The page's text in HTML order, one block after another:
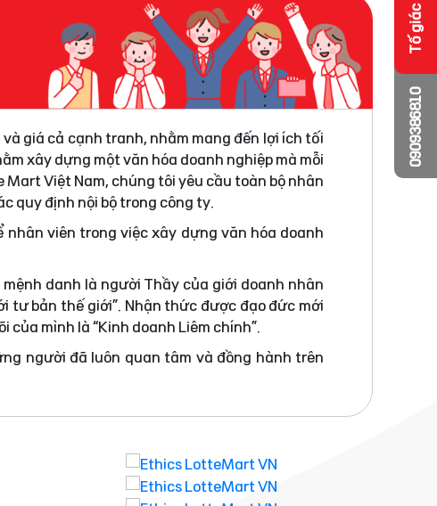
giá cả cạnh tranh, nhằm mang đến lợi ích tối
xây dựng một văn hóa doanh nghiệp mà mỗi
Việt Nam, chúng tôi yêu cầu toàn bộ nhân
quy định nội bộ trong công ty.
viên trong việc xây dựng văn hóa doanh
danh là người Thầy của giới doanh nhân
bản thế giới”. Nhận thức được đạo đức mới
mình là “Kinh doanh Liêm chính”.
người đã luôn quan tâm và đồng hành trên
0909386810
Tố giác